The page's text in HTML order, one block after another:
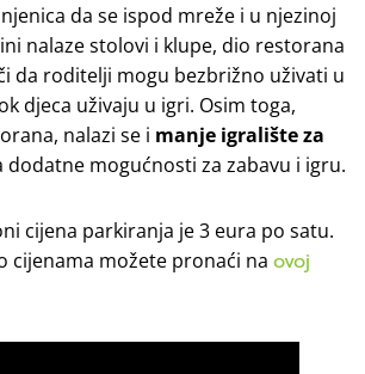
da se ispod mreže i u njezinoj
nalaze stolovi i klupe, dio restorana
da roditelji mogu bezbrižno uživati u
djeca uživaju u igri. Osim toga,
nalazi se i manje igralište za
dodatne mogućnosti za zabavu i igru.
cijena parkiranja je 3 eura po satu.
cijenama možete pronaći na ovoj